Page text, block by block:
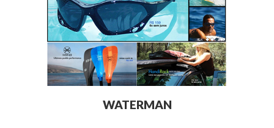
WATERMAN